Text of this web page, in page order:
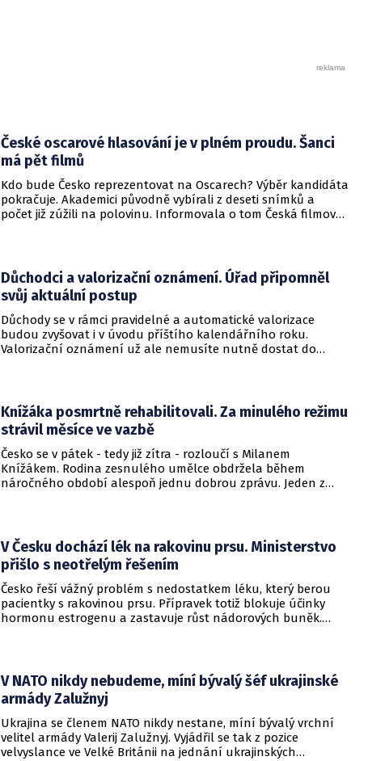
České oscarové hlasování je v plném proudu. Šanci
má pět filmů
Kdo bude Česko reprezentovat na Oscarech? Výběr kandidáta
pokračuje. Akademici původně vybírali z deseti snímků a
počet již zúžili na polovinu. Informovala o tom Česká filmová
Důchodci a valorizační oznámení. Úřad připomněl
svůj aktuální postup
Důchody se v rámci pravidelné a automatické valorizace
budou zvyšovat i v úvodu příštího kalendářního roku.
Valorizační oznámení už ale nemusíte nutně dostat do
Knížáka posmrtně rehabilitovali. Za minulého režimu
strávil měsíce ve vazbě
Česko se v pátek - tedy již zítra - rozloučí s Milanem
Knížákem. Rodina zesnulého umělce obdržela během
náročného období alespoň jednu dobrou zprávu. Jeden z
V Česku dochází lék na rakovinu prsu. Ministerstvo
přišlo s neotřelým řešením
Česko řeší vážný problém s nedostatkem léku, který berou
pacientky s rakovinou prsu. Přípravek totiž blokuje účinky
hormonu estrogenu a zastavuje růst nádorových buněk.
V NATO nikdy nebudeme, míní bývalý šéf ukrajinské
armády Zalužnyj
Ukrajina se členem NATO nikdy nestane, míní bývalý vrchní
velitel armády Valerij Zalužnyj. Vyjádřil se tak z pozice
velvyslance ve Velké Británii na jednání ukrajinských